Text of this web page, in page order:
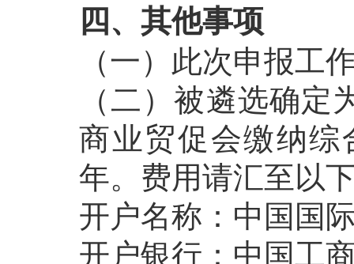
四、其他事项
（一）此次申报工
（二）被遴选确
商业贸促会缴纳
年。费用请汇至以
开户名称：中国国
开户银行：中国工